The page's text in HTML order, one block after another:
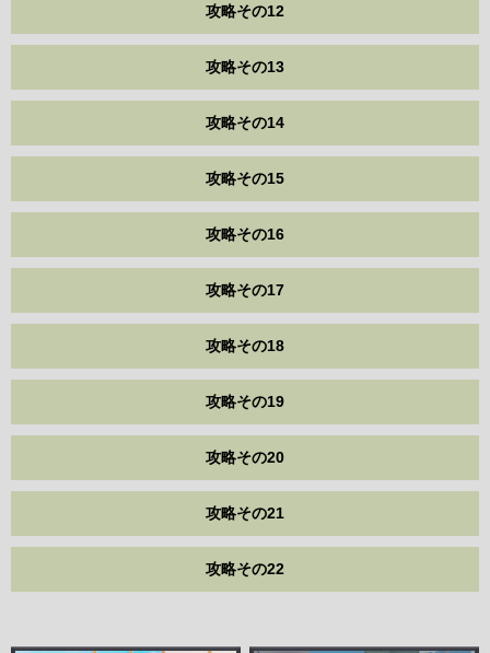
攻略その12
攻略その13
攻略その14
攻略その15
攻略その16
攻略その17
攻略その18
攻略その19
攻略その20
攻略その21
攻略その22